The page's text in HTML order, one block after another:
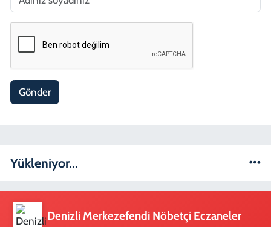
Gönder
Yükleniyor...
Denizli Merkezefendi Nöbetçi Eczaneler